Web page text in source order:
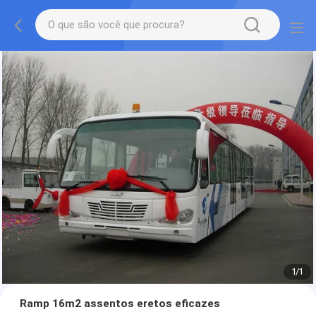
1/1
Ramp 16m2 assentos eretos eficazes